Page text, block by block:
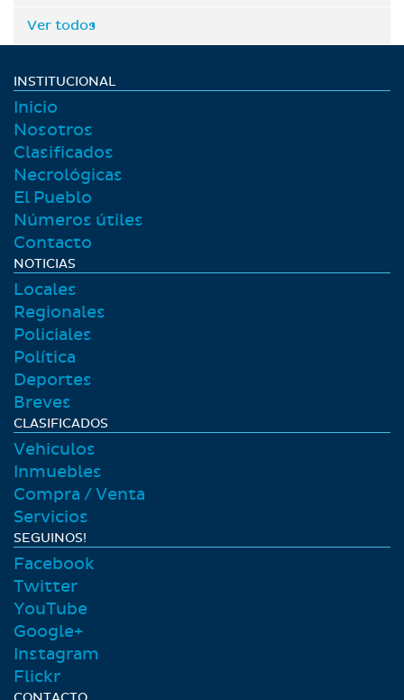
Ver todos
INSTITUCIONAL
Inicio
Nosotros
Clasificados
Necrológicas
El Pueblo
Números útiles
Contacto
NOTICIAS
Locales
Regionales
Policiales
Polí­tica
Deportes
Breves
CLASIFICADOS
Vehiculos
Inmuebles
Compra / Venta
Servicios
SEGUINOS!
Facebook
Twitter
YouTube
Google+
Instagram
Flickr
CONTACTO